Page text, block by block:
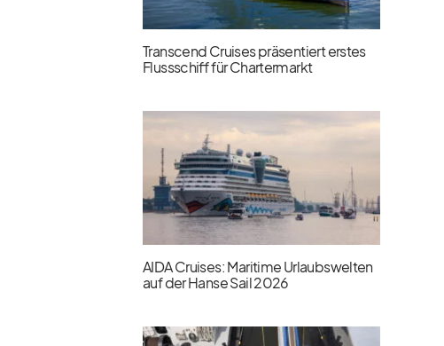
Transcend Cruises präsentiert erstes
Flussschiff für Chartermarkt
AIDA Cruises: Maritime Urlaubswelten
auf der Hanse Sail 2026